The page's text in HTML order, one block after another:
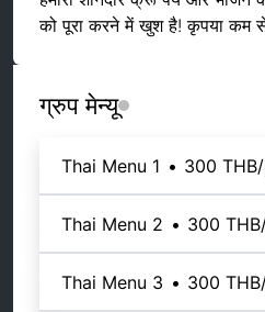
को पूरा करने में खुश है! कृपया कम
ग्रुप मेन्यू
Thai Menu 1 • 300 THB
Thai Menu 2 • 300 THB
Thai Menu 3 • 300 THB